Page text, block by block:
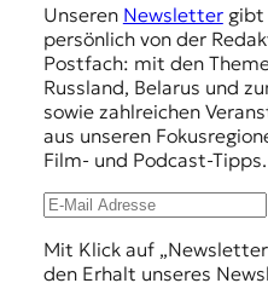
Unseren Newslettergibt
persönlich von der
Postfach: mit den
Russland, Belarus und
sowie zahlreichen
aus unseren
Film- und Podcast-Tipps.
Mit Klick auf
den Erhalt unseres